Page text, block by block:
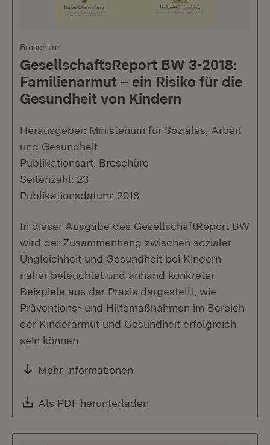
Broschüre
GesellschaftsReport BW 3-2018:
Familienarmut – ein Risiko für die
Gesundheit von Kindern
Herausgeber: Ministerium für Soziales, Arbeit
und Gesundheit
Publikationsart: Broschüre
Seitenzahl: 23
Publikationsdatum: 2018
In dieser Ausgabe des GesellschaftReport BW
wird der Zusammenhang zwischen sozialer
Ungleichheit und Gesundheit bei Kindern
näher beleuchtet und anhand konkreter
Beispiele aus der Praxis dargestellt, wie
Präventions- und Hilfemaßnahmen im Bereich
der Kinderarmut und Gesundheit erfolgreich
sein können.
Mehr Informationen
Download:
Als PDF herunterladen